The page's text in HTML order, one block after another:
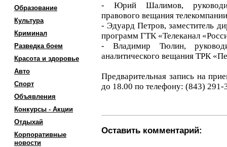
Образование
Культура
Криминал
Разведка боем
Красота и здоровье
Авто
Спорт
Объявления
Конкурсы - Акции
Отдыхай
Корпоративные
новости
- Юрий Шалимов,
правового вещания
- Эдуард Петров, заместитель
программ ГТК «Телеканал
- Владимир Тюлин,
аналитического вещания ТРК
Предварительная запись на
до 18.00 по телефону: (843) 291-
Оставить комментарий: